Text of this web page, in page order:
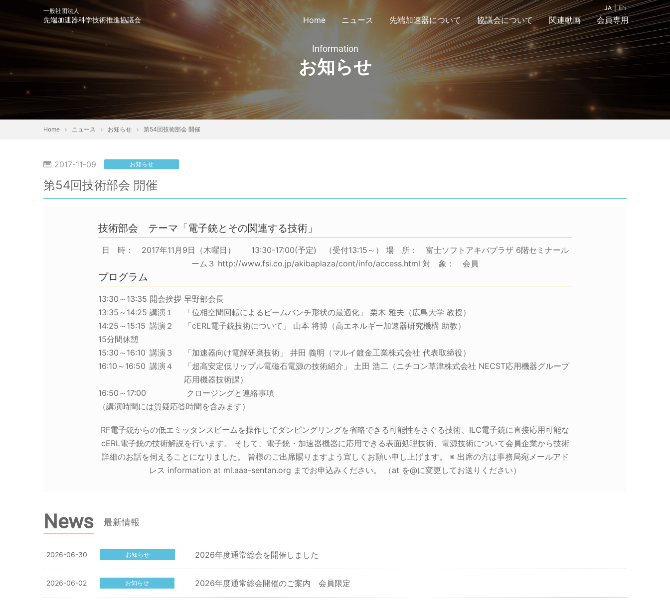
一般社団法人
先端加速器科学技術推進協議会
JA EN
Home ニュース 先端加速器について 協議会について
会長挨拶 協議会定款 公告 会員リスト 協議会組織図
入会案内＆お問合
アクセスマップ
関連動画 会員専用
Information
お知らせ
Home ニュース お知らせ 第54回技術部会 開催
2017-11-09 お知らせ
第54回技術部会 開催
技術部会 テーマ「電子銃とその関連する技術」
日 時： 2017年11月9日（木曜日） 13:30-17:00(予定) （受付13:15～） 場 所： 富士ソフトアキバプラザ 6階セミナール
ーム３ http://www.fsi.co.jp/akibaplaza/cont/info/access.html 対 象： 会員
プログラム
13:30～13:35 開会挨拶 早野部会長
13:35～14:25 講演１
「位相空間回転によるビームバンチ形状の最適化」 栗木 雅夫（広島大学 教授）
14:25～15:15 講演２
「cERL電子銃技術について」 山本 将博（高エネルギー加速器研究機構 助教）
15分間休憩
15:30～16:10 講演３
「加速器向け電解研磨技術」 井田 義明（マルイ鍍金工業株式会社 代表取締役）
16:10～16:50 講演４
「超高安定低リップル電磁石電源の技術紹介」 土田 浩二（ニチコン草津株式会社 NECST応用機器グループ
応用機器技術課）
16:50～17:00
クロージングと連絡事項
（講演時間には質疑応答時間を含みます）
RF電子銃からの低エミッタンスビームを操作してダンピングリングを省略できる可能性をさぐる技術、ILC電子銃に直接応用可能な
cERL電子銃の技術解説を行います。 そして、電子銃・加速器機器に応用できる表面処理技術、電源技術について会員企業から技術
詳細のお話を伺えることになりました。 皆様のご出席賜りますよう宜しくお願い申し上げます。 ※ 出席の方は事務局宛メールアド
レス information at ml.aaa-sentan.org までお申込みください。 （at を@に変更してお送りください）
News 最新情報
2026-06-30 お知らせ 2026年度通常総会を開催しました
2026-06-02 お知らせ 2026年度通常総会開催のご案内 会員限定